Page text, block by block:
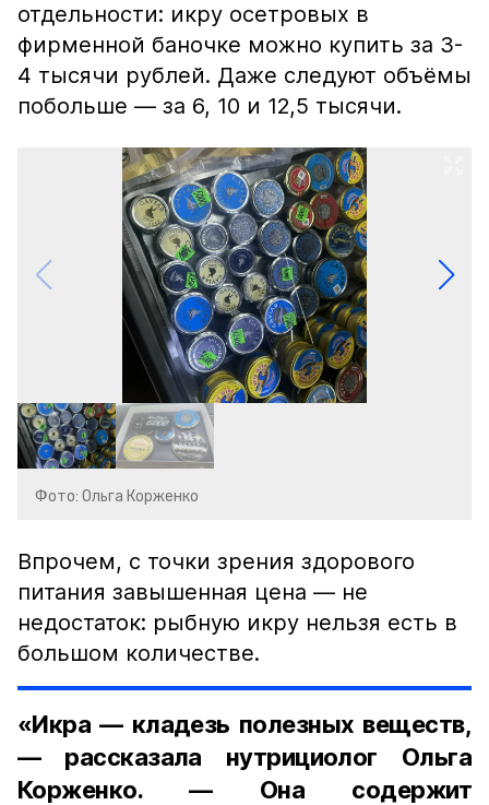
отдельности: икру осетровых в
фирменной баночке можно купить за 3-
4 тысячи рублей. Даже следуют объёмы
побольше — за 6, 10 и 12,5 тысячи.
Фото: Ольга Корженко
Впрочем, с точки зрения здорового
питания завышенная цена — не
недостаток: рыбную икру нельзя есть в
большом количестве.
«Икра — кладезь полезных веществ,
— рассказала нутрициолог Ольга
Корженко. — Она содержит